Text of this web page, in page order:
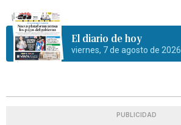
El diario de hoy
viernes, 7 de agosto de 2026
PUBLICIDAD